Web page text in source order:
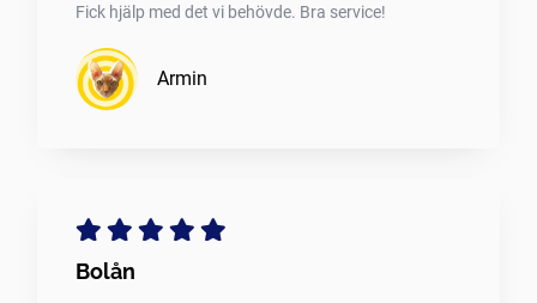
Fick hjälp med det vi behövde. Bra service!
Armin
Bolån